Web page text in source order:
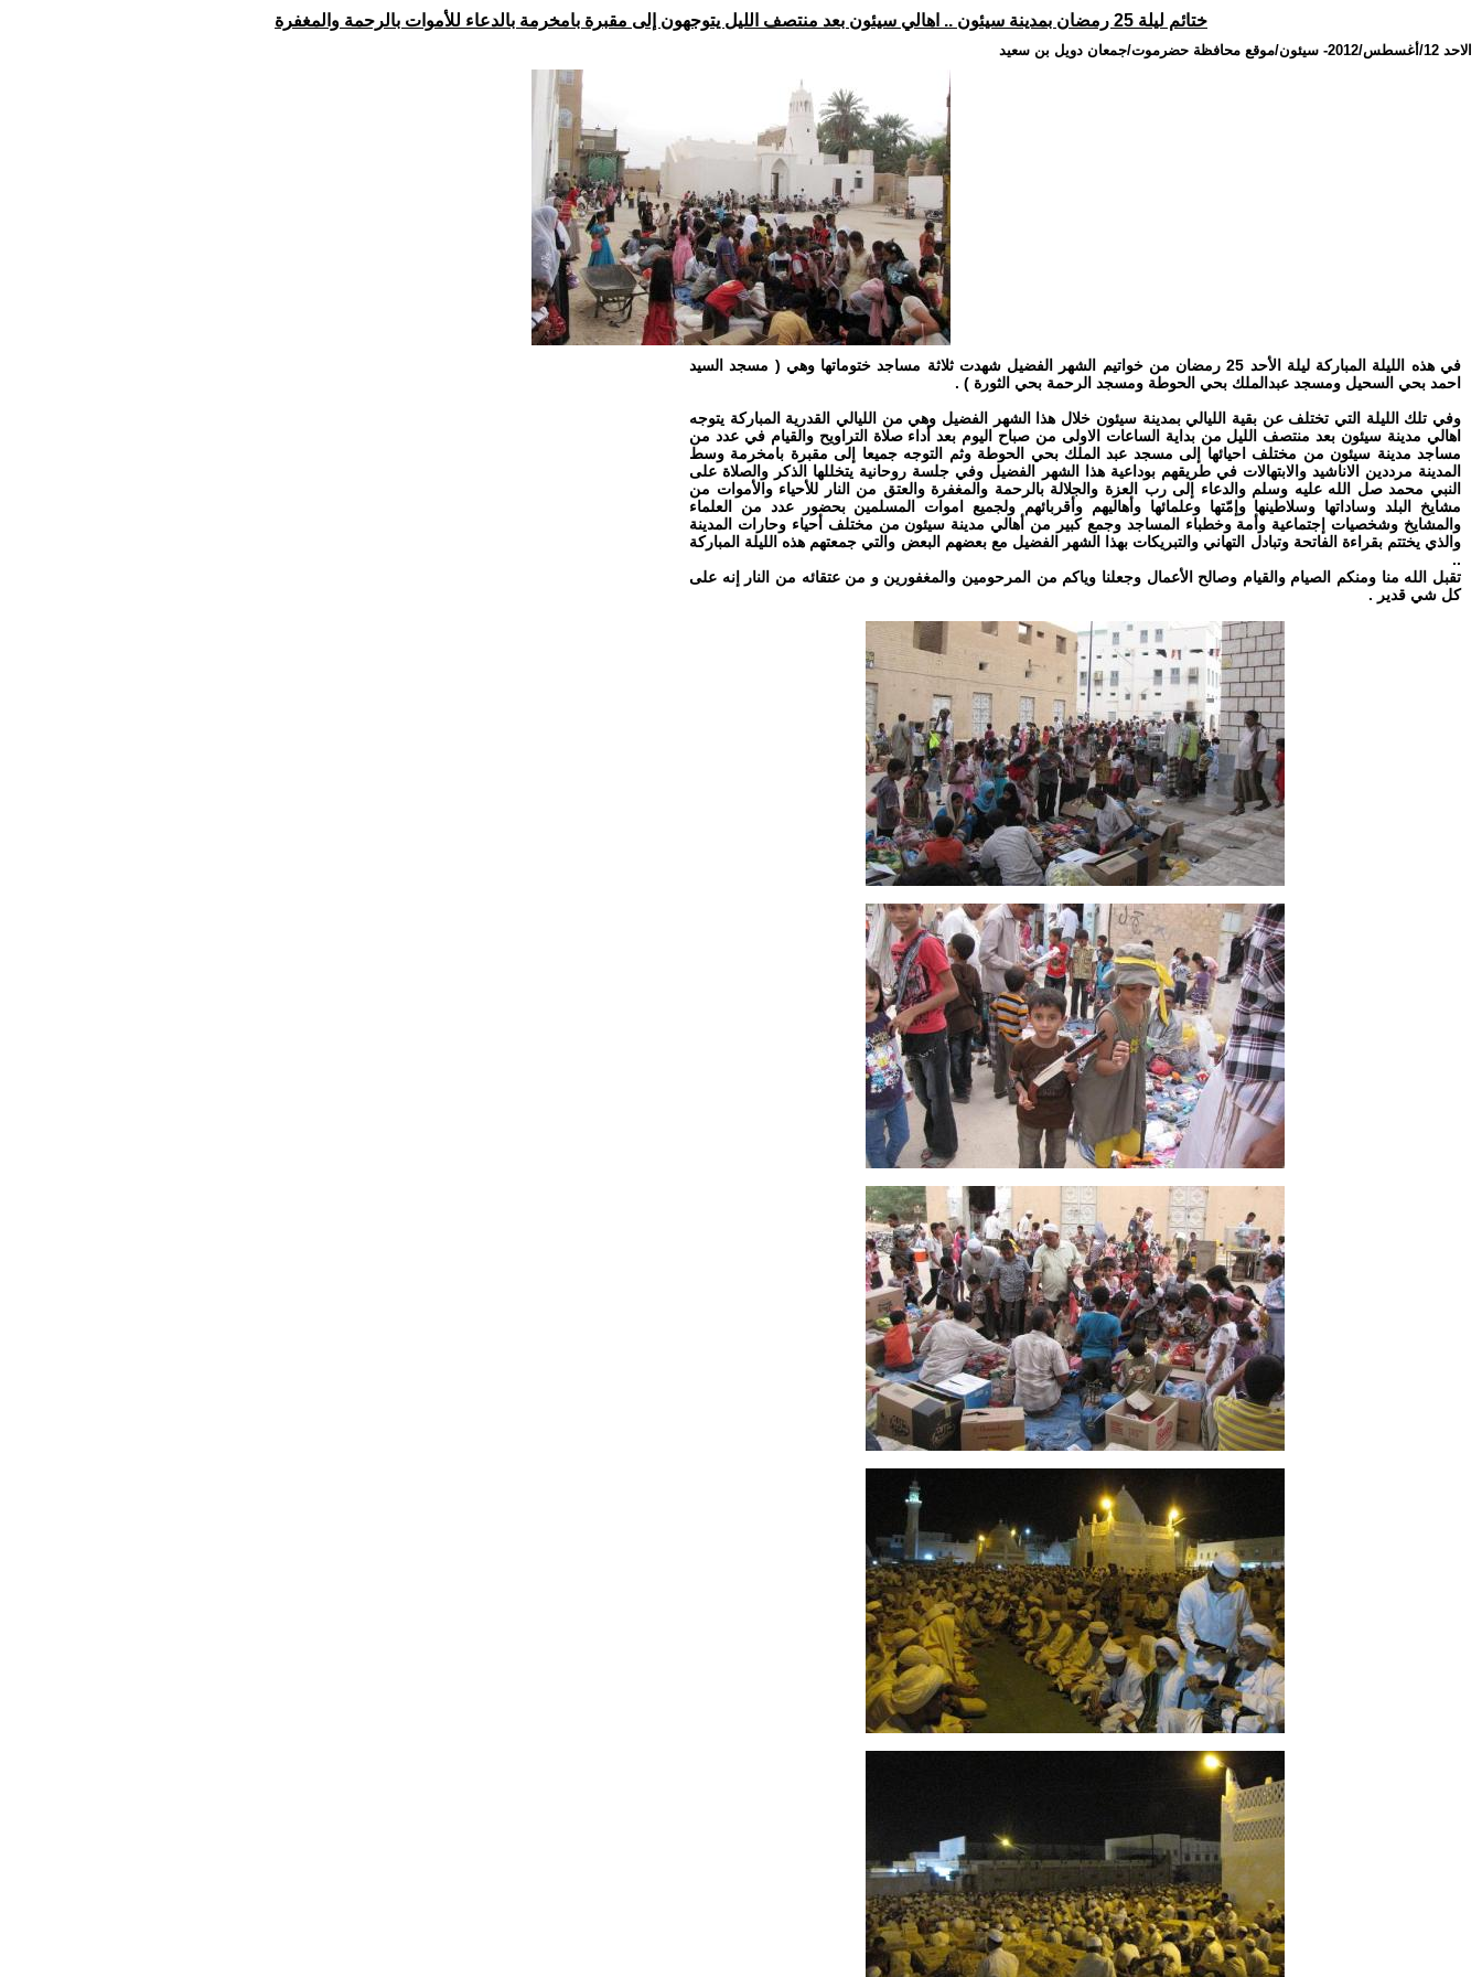
ختائم ليلة 25 رمضان بمدينة سيئون .. اهالي سيئون بعد منتصف الليل يتوجهون إلى مقبرة بامخرمة بالدعاء للأموات بالرحمة والمغفرة
الاحد 12/أغسطس/2012 - سيئون/موقع محافظة حضرموت/جمعان دويل بن سعيد
في هذه الليلة المباركة ليلة الأحد 25 رمضان من خواتيم الشهر الفضيل شهدت ثلاثة مساجد ختوماتها وهي ( مسجد السيد
احمد بحي السحيل ومسجد عبدالملك بحي الحوطة ومسجد الرحمة بحي الثورة ) .
وفي تلك الليلة التي تختلف عن بقية الليالي بمدينة سيئون خلال هذا الشهر الفضيل وهي من الليالي القدرية المباركة يتوجه
اهالي مدينة سيئون بعد منتصف الليل من بداية الساعات الاولى من صباح اليوم بعد أداء صلاة التراويح والقيام في عدد من
مساجد مدينة سيئون من مختلف احيائها إلى مسجد عبد الملك بحي الحوطة وثم التوجه جميعا إلى مقبرة بامخرمة وسط
المدينة مرددين الاناشيد والابتهالات في طريقهم بوداعية هذا الشهر الفضيل وفي جلسة روحانية يتخللها الذكر والصلاة على
النبي محمد صل الله عليه وسلم والدعاء إلى رب العزة والجلالة بالرحمة والمغفرة والعتق من النار للأحياء والأموات من
مشايخ البلد وساداتها وسلاطينها وإمّتها وعلمائها وأهاليهم وأقربائهم ولجميع اموات المسلمين بحضور عدد من العلماء
والمشايخ وشخصيات إجتماعية وأمة وخطباء المساجد وجمع كبير من أهالي مدينة سيئون من مختلف أحياء وحارات المدينة
والذي يختتم بقراءة الفاتحة وتبادل التهاني والتبريكات بهذا الشهر الفضيل مع بعضهم البعض والتي جمعتهم هذه الليلة المباركة
..
تقبل الله منا ومنكم الصيام والقيام وصالح الأعمال وجعلنا وياكم من المرحومين والمغفورين و من عتقائه من النار إنه على
كل شي قدير .